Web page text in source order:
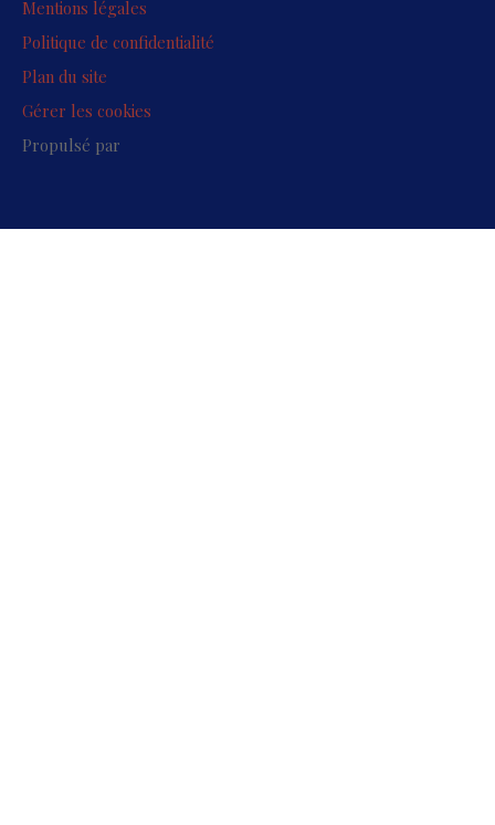
Mentions légales
Politique de confidentialité
Plan du site
Gérer les cookies
Propulsé par